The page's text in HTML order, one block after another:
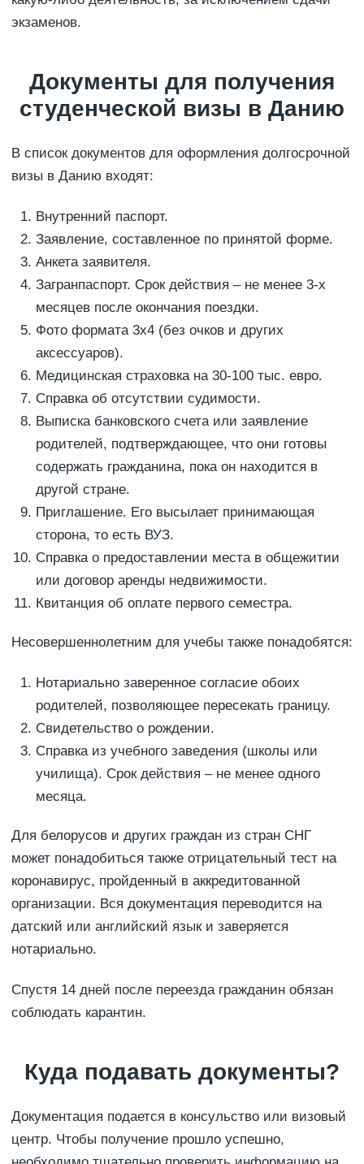
экзаменов.
Документы для получения
студенческой визы в Данию
В список документов для оформления долгосрочной
визы в Данию входят:
Внутренний паспорт.
Заявление, составленное по принятой форме.
Анкета заявителя.
Загранпаспорт. Срок действия – не менее 3-х
месяцев после окончания поездки.
Фото формата 3х4 (без очков и других
аксессуаров).
Медицинская страховка на 30-100 тыс. евро.
Справка об отсутствии судимости.
Выписка банковского счета или заявление
родителей, подтверждающее, что они готовы
содержать гражданина, пока он находится в
другой стране.
Приглашение. Его высылает принимающая
сторона, то есть ВУЗ.
Справка о предоставлении места в общежитии
или договор аренды недвижимости.
Квитанция об оплате первого семестра.
Несовершеннолетним для учебы также понадобятся:
Нотариально заверенное согласие обоих
родителей, позволяющее пересекать границу.
Свидетельство о рождении.
Справка из учебного заведения (школы или
училища). Срок действия – не менее одного
месяца.
Для белорусов и других граждан из стран СНГ
может понадобиться также отрицательный тест на
коронавирус, пройденный в аккредитованной
организации. Вся документация переводится на
датский или английский язык и заверяется
нотариально.
Спустя 14 дней после переезда гражданин обязан
соблюдать карантин.
Куда подавать документы?
Документация подается в консульство или визовый
центр. Чтобы получение прошло успешно,